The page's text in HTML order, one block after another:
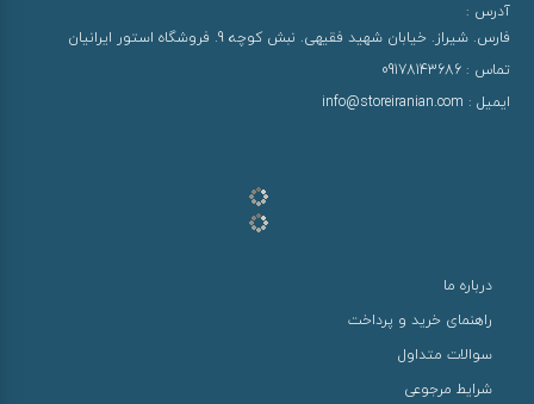
آدرس :
فارس. شیراز. خیابان شهید فقیهی. نبش کوچه 9. فروشگاه استور ایرانیان
تماس : 09178143686
ایمیل : info@storeiranian.com
درباره ما
راهنمای خرید و پرداخت
سوالات متداول
شرایط مرجوعی